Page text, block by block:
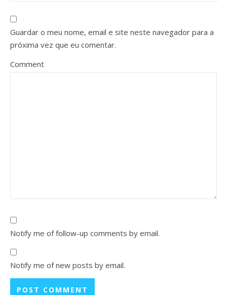
Guardar o meu nome, email e site neste navegador para a
próxima vez que eu comentar.
Comment
Notify me of follow-up comments by email.
Notify me of new posts by email.